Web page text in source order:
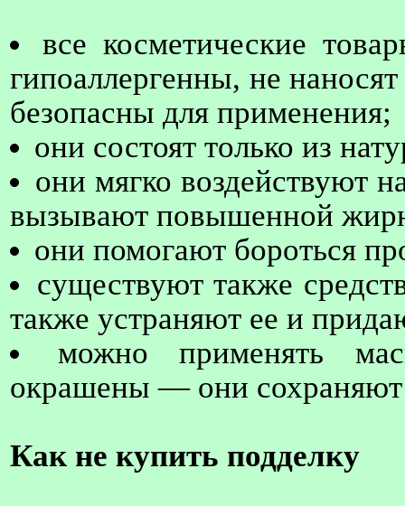
все косметические
гипоаллергенны, не
безопасны для применения;
они состоят только из
они мягко воздействуют
вызывают повышенной
они помогают бороться
существуют также
также устраняют ее и
можно применять
окрашены — они сохраняют
Как не купить подделку